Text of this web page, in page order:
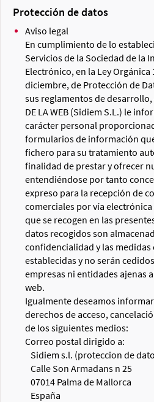
Protección de datos
Aviso legal
En cumplimiento de lo
Servicios de la Sociedad de la
Electrónico, en la Ley Orgánica
diciembre, de Protección de
sus reglamentos de desarrollo,
DE LA WEB (Sidiem S.L.) le
carácter personal
formularios de información
fichero para su tratamiento
finalidad de prestar y ofrecer
entendiéndose por tanto
expreso para la recepción de
comerciales por vía
que se recogen en las
datos recogidos son
confidencialidad y las
establecidas y no serán
empresas ni entidades ajenas
web.
Igualmente deseamos
derechos de acceso,
de los siguientes medios:
Correo postal dirigido a:
Sidiem s.l. (proteccion de
Calle Son Armadans n 25
07014 Palma de Mallorca
España